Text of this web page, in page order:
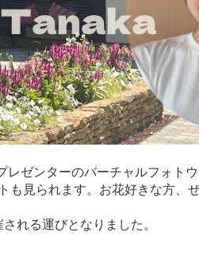
ゼンターのバーチャルフォト
見られます。お花好きな方、
れる運びとなりました。